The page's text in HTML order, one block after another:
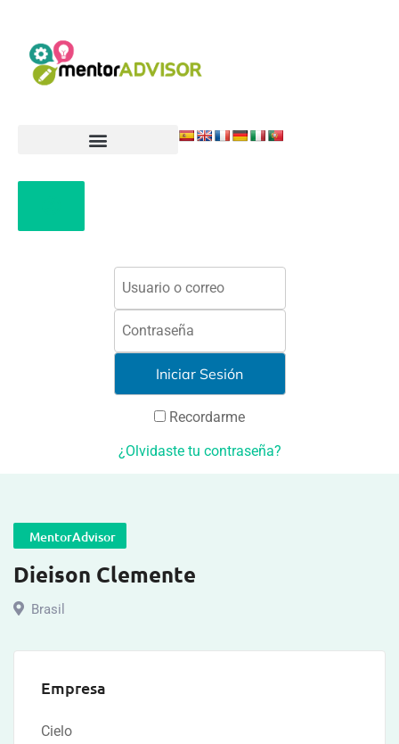
Recordarme
¿Olvidaste tu contraseña?
MentorAdvisor
Dieison Clemente
Brasil
Empresa
Cielo